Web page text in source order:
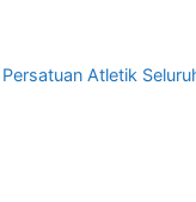
Atletik